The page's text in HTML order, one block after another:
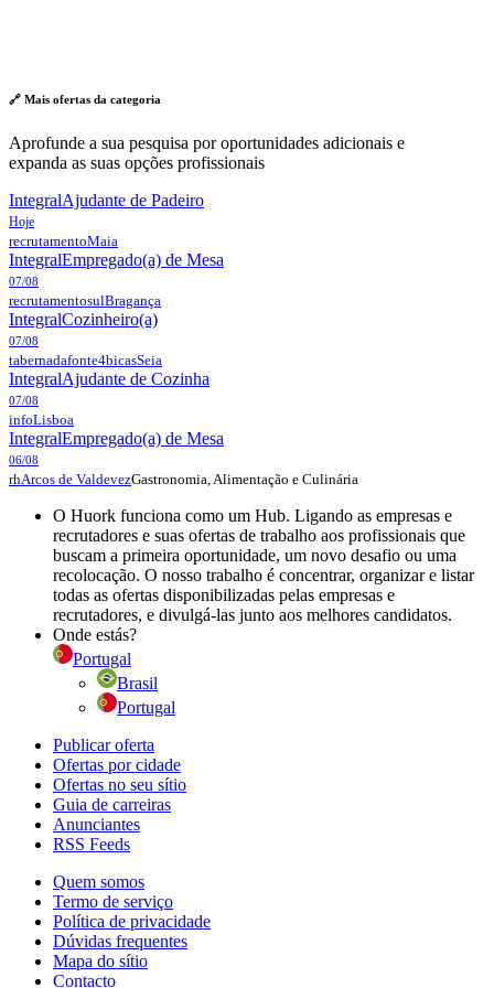
🔗 Mais ofertas da categoria
Aprofunde a sua pesquisa por oportunidades adicionais e
expanda as suas opções profissionais
IntegralAjudante de Padeiro
Hoje
recrutamentoMaia
IntegralEmpregado(a) de Mesa
07/08
recrutamentosulBragança
IntegralCozinheiro(a)
07/08
tabernadafonte4bicasSeia
IntegralAjudante de Cozinha
07/08
infoLisboa
IntegralEmpregado(a) de Mesa
06/08
rhArcos de ValdevezGastronomia, Alimentação e Culinária
O Huork funciona como um Hub. Ligando as empresas e
recrutadores e suas ofertas de trabalho aos profissionais que
buscam a primeira oportunidade, um novo desafio ou uma
recolocação. O nosso trabalho é concentrar, organizar e listar
todas as ofertas disponibilizadas pelas empresas e
recrutadores, e divulgá-las junto aos melhores candidatos.
Onde estás?
Portugal
Brasil
Portugal
Publicar oferta
Ofertas por cidade
Ofertas no seu sítio
Guia de carreiras
Anunciantes
RSS Feeds
Quem somos
Termo de serviço
Política de privacidade
Dúvidas frequentes
Mapa do sítio
Contacto